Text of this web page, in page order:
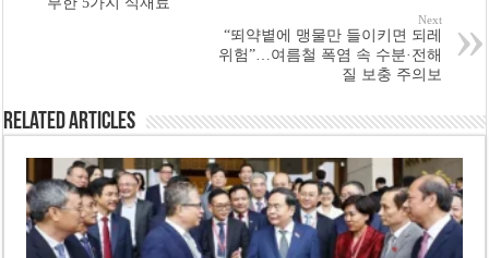
Next
“뙤약볕에 맹물만 들이키면 되레
위험”…여름철 폭염 속 수분·전해
질 보충 주의보
Related Articles